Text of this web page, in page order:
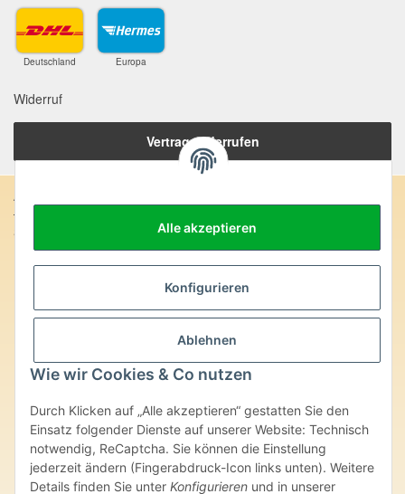
Alle akzeptieren
Konfigurieren
Ablehnen
Wie wir Cookies & Co nutzen
Durch Klicken auf „Alle akzeptieren“ gestatten Sie den
Einsatz folgender Dienste auf unserer Website: Technisch
notwendig, ReCaptcha. Sie können die Einstellung
jederzeit ändern (Fingerabdruck-Icon links unten). Weitere
Details finden Sie unter Konfigurieren und in unserer
Deutschland Europa
Widerruf
Vertrag widerrufen
Anschrift:
SteinZeitOase
Frau Karin Philippin
Uhlandstr. 7
Heilversprechen:
Edelsteine und Mineralien werden im esoterischen Bereich
besondere Kräfte und Eigenschaften zugeordnet. Wir weisen
ausdrücklich darauf hin, dass alle gemachten Aussagen bzgl.
Produkte im Internet, Prospekten oder dem Vertragspartner
überlassenen Unterlagen bisher weder medizinisch anerkannt oder
wissenschaftlich nachweisbar sind. Die gemachten Angaben
beruhen ausschließlich auf Überlieferungen und langjähriger
Erfahrung. Unsere Produkte ersetzen nie den Besuch beim Arzt